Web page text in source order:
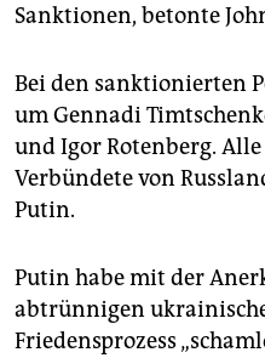
Sanktionen, betonte
Bei den sanktionierten
um Gennadi
und Igor Rotenberg.
Verbündete von
Putin.
Putin habe mit der
abtrünnigen
Friedensprozess